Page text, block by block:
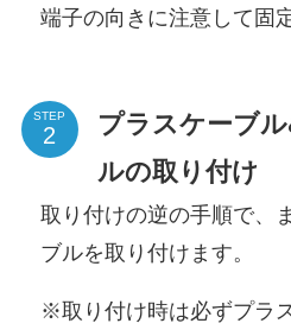
端子の向きに注意して固
STEP
プラスケーブ
ルの取り付け
取り付けの逆の手順で、
ブルを取り付けます。
※取り付け時は必ずプラ